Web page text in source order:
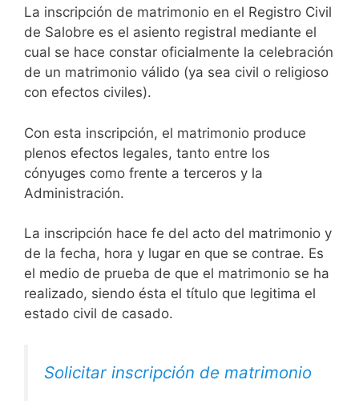
La inscripción de matrimonio en el Registro Civil
de Salobre es el asiento registral mediante el
cual se hace constar oficialmente la celebración
de un matrimonio válido (ya sea civil o religioso
con efectos civiles).
Con esta inscripción, el matrimonio produce
plenos efectos legales, tanto entre los
cónyuges como frente a terceros y la
Administración.
La inscripción hace fe del acto del matrimonio y
de la fecha, hora y lugar en que se contrae. Es
el medio de prueba de que el matrimonio se ha
realizado, siendo ésta el título que legitima el
estado civil de casado.
Solicitar inscripción de matrimonio